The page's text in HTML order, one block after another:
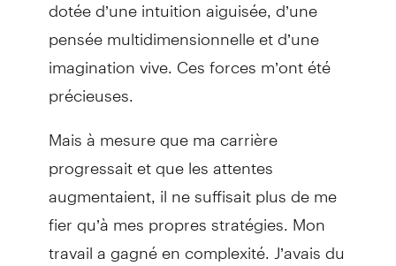
pensée multidimensionnelle et d’une
imagination vive. Ces forces m’ont été
précieuses.
Mais à mesure que ma carrière
progressait et que les attentes
augmentaient, il ne suffisait plus de me
fier qu’à mes propres stratégies. Mon
travail a gagné en complexité. J’avais du